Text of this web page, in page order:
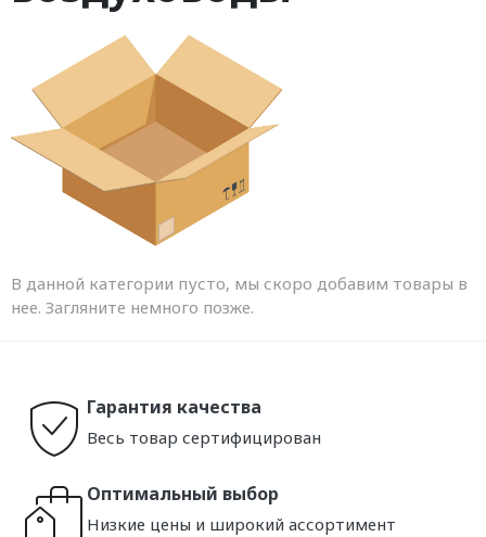
В данной категории пусто, мы скоро добавим товары в
нее. Загляните немного позже.
Гарантия качества
Весь товар сертифицирован
Оптимальный выбор
Низкие цены и широкий ассортимент